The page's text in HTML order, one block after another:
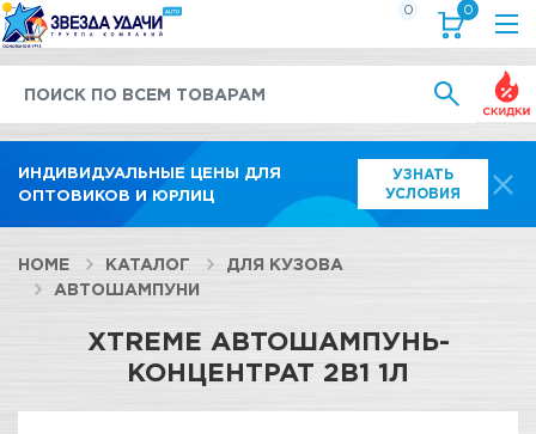
ИНДИВИДУАЛЬНЫЕ ЦЕНЫ ДЛЯ
ОПТОВИКОВ И ЮРЛИЦ
УЗНАТЬ
УСЛОВИЯ
0 0
HOME КАТАЛОГ
ДЛЯ КУЗОВА
АВТОШАМПУНИ
XTREME АВТОШАМПУНЬ-
КОНЦЕНТРАТ 2В1 1Л